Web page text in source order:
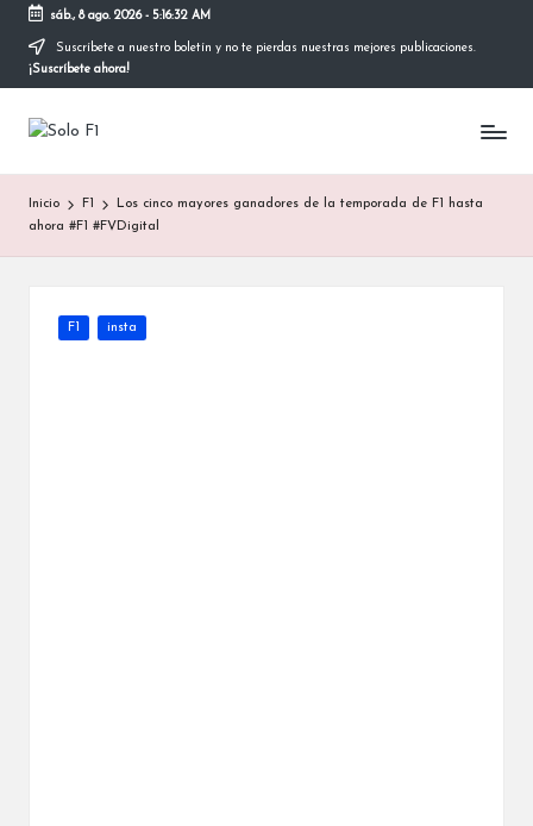
Saltar
sáb., 8 ago. 2026- 5:16:32 AM
Suscríbete a nuestro boletín y no te pierdas nuestras mejores publicaciones.
¡Suscríbete ahora!
S
o
l
o
Para
la
F1
Inicio F1
Los cinco mayores ganadores de la temporada de F1 hasta
ahora #F1 #FVDigital
Publicada
F1 insta